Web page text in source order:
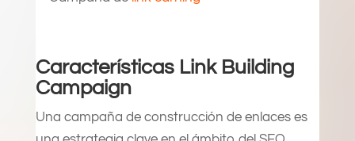
Características Link Building
Campaign
Una campaña de construcción de enlaces es